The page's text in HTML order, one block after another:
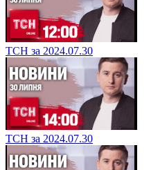
ТСН за 2024.07.30
ТСН за 2024.07.30